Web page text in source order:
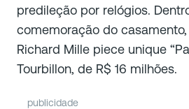
predileção por relógios.
comemoração do
Richard Mille piece unique
Tourbillon, de R$ 16 milhões.
publicidade